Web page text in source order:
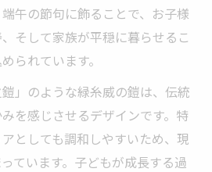
午の節句に飾ることで、お子様
そして家族が平穏に暮らせるこ
られています。
鎧」のような緑糸威の鎧は、伝統
を感じさせるデザインです。特
としても調和しやすいため、現
ています。子どもが成長する過